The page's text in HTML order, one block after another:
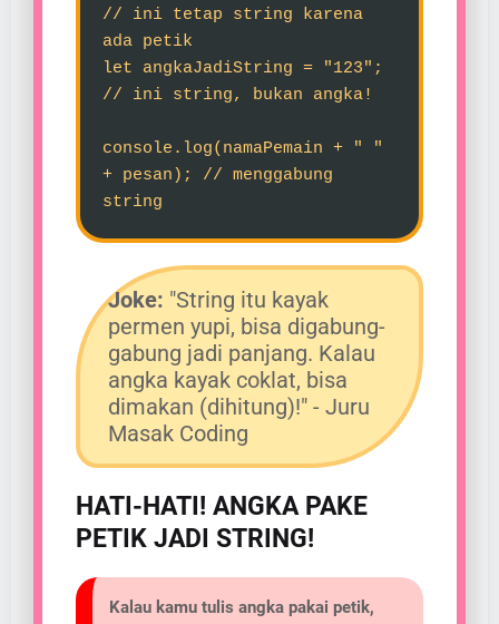
// ini tetap string karena
ada petik
let angkaJadiString = "123";
// ini string, bukan angka!
console.log(namaPemain + " "
+ pesan); // menggabung
string
Joke: "String itu kayak
permen yupi, bisa digabung-
gabung jadi panjang. Kalau
angka kayak coklat, bisa
dimakan (dihitung)!" - Juru
Masak Coding
HATI-HATI! ANGKA PAKE
PETIK JADI STRING!
Kalau kamu tulis angka pakai petik,